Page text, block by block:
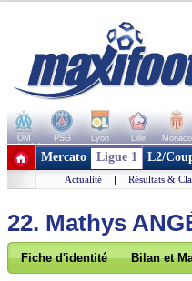
OM PSG Lyon Lille Monaco
+ de clubs
Mercato Ligue 1 L2/
Actualité | Résultats &
22. Mathys
Fiche d'identité Bilan et